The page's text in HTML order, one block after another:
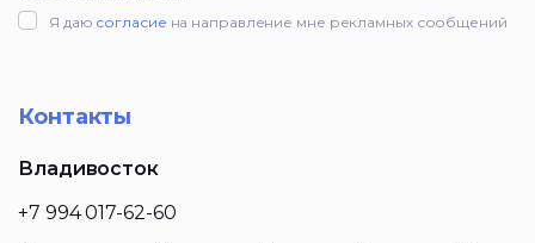
Я даю согласие на направление мне рекламных сообщений
Контакты
Владивосток
+7 994 017-62-60